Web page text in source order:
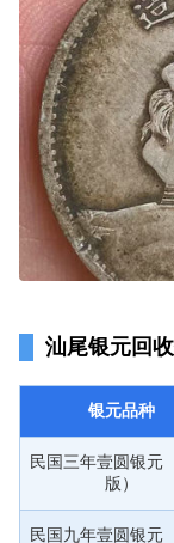
汕尾银元回
银元品种
民国三年壹圆银元
版）
民国九年壹圆银元